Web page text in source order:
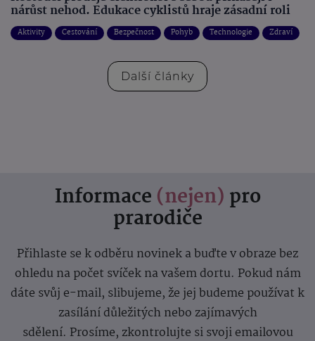
nárůst nehod. Edukace cyklistů hraje zásadní roli
Aktivity Cestování Bezpečnost Pohyb Technologie Zdraví
Další články
Informace (nejen) pro
prarodiče
Přihlaste se k odběru novinek a buďte v obraze bez
ohledu na počet svíček na vašem dortu. Pokud nám
dáte svůj e-mail, slibujeme, že jej budeme používat k
zasílání důležitých nebo zajímavých
sdělení. Prosíme, zkontrolujte si svoji emailovou